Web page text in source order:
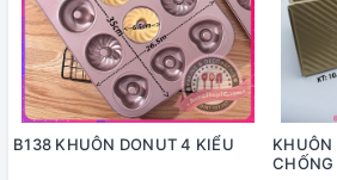
B138 KHUÔN DONUT 4 KIỂU
CHỐNG